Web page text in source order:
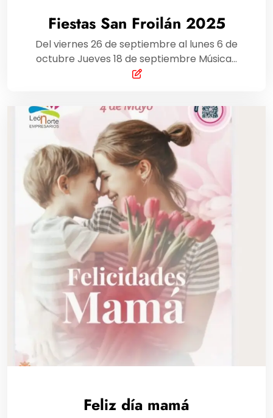
Fiestas San Froilán 2025
Del viernes 26 de septiembre al lunes 6 de
octubre Jueves 18 de septiembre Música…
Feliz día mamá